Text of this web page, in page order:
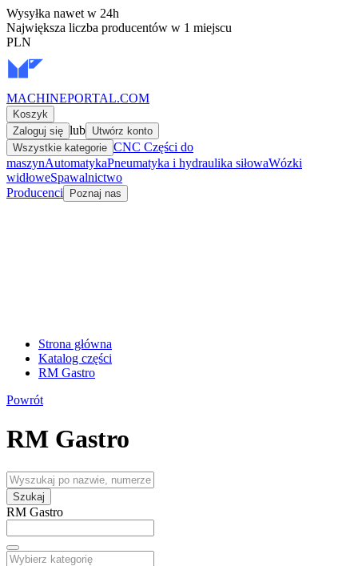
Wysyłka nawet w 24h
Największa liczba producentów w 1 miejscu
PLN
MACHINEPORTAL.COM
Koszyk
Zaloguj się lub Utwórz konto
Wszystkie kategorie CNC Części do
maszynAutomatykaPneumatyka i hydraulika siłowaWózki
widłoweSpawalnictwo
Producenci
Poznaj nas
Strona główna
Katalog części
RM Gastro
Powrót
RM Gastro
Szukaj
RM Gastro